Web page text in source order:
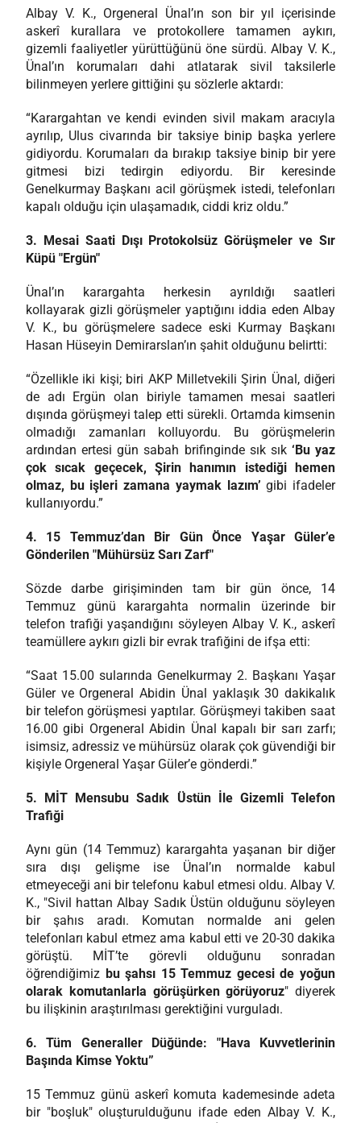
Albay V. K., Orgeneral Ünal’ın son bir yıl içerisinde
askerî kurallara ve protokollere tamamen aykırı,
gizemli faaliyetler yürüttüğünü öne sürdü. Albay V. K.,
Ünal’ın korumaları dahi atlatarak sivil taksilerle
bilinmeyen yerlere gittiğini şu sözlerle aktardı:
“Karargahtan ve kendi evinden sivil makam aracıyla
ayrılıp, Ulus civarında bir taksiye binip başka yerlere
gidiyordu. Korumaları da bırakıp taksiye binip bir yere
gitmesi bizi tedirgin ediyordu. Bir keresinde
Genelkurmay Başkanı acil görüşmek istedi, telefonları
kapalı olduğu için ulaşamadık, ciddi kriz oldu.”
3. Mesai Saati Dışı Protokolsüz Görüşmeler ve Sır
Küpü "Ergün"
Ünal’ın karargahta herkesin ayrıldığı saatleri
kollayarak gizli görüşmeler yaptığını iddia eden Albay
V. K., bu görüşmelere sadece eski Kurmay Başkanı
Hasan Hüseyin Demirarslan’ın şahit olduğunu belirtti:
“Özellikle iki kişi; biri AKP Milletvekili Şirin Ünal, diğeri
de adı Ergün olan biriyle tamamen mesai saatleri
dışında görüşmeyi talep etti sürekli. Ortamda kimsenin
olmadığı zamanları kolluyordu. Bu görüşmelerin
ardından ertesi gün sabah brifinginde sık sık ‘Bu yaz
çok sıcak geçecek, Şirin hanımın istediği hemen
olmaz, bu işleri zamana yaymak lazım’gibi ifadeler
kullanıyordu.”
4. 15 Temmuz’dan Bir Gün Önce Yaşar Güler’e
Gönderilen "Mühürsüz Sarı Zarf"
Sözde darbe girişiminden tam bir gün önce, 14
Temmuz günü karargahta normalin üzerinde bir
telefon trafiği yaşandığını söyleyen Albay V. K., askerî
teamüllere aykırı gizli bir evrak trafiğini de ifşa etti:
“Saat 15.00 sularında Genelkurmay 2. Başkanı Yaşar
Güler ve Orgeneral Abidin Ünal yaklaşık 30 dakikalık
bir telefon görüşmesi yaptılar. Görüşmeyi takiben saat
16.00 gibi Orgeneral Abidin Ünal kapalı bir sarı zarfı;
isimsiz, adressiz ve mühürsüz olarak çok güvendiği bir
kişiyle Orgeneral Yaşar Güler’e gönderdi.”
5. MİT Mensubu Sadık Üstün İle Gizemli Telefon
Trafiği
Aynı gün (14 Temmuz) karargahta yaşanan bir diğer
sıra dışı gelişme ise Ünal’ın normalde kabul
etmeyeceği ani bir telefonu kabul etmesi oldu. Albay V.
K., "Sivil hattan Albay Sadık Üstün olduğunu söyleyen
bir şahıs aradı. Komutan normalde ani gelen
telefonları kabul etmez ama kabul etti ve 20-30 dakika
görüştü. MİT’te görevli olduğunu sonradan
öğrendiğimiz bu şahsı 15 Temmuz gecesi de yoğun
olarak komutanlarla görüşürken görüyoruz" diyerek
bu ilişkinin araştırılması gerektiğini vurguladı.
6. Tüm Generaller Düğünde: "Hava Kuvvetlerinin
Başında Kimse Yoktu”
15 Temmuz günü askerî komuta kademesinde adeta
bir "boşluk" oluşturulduğunu ifade eden Albay V. K.,